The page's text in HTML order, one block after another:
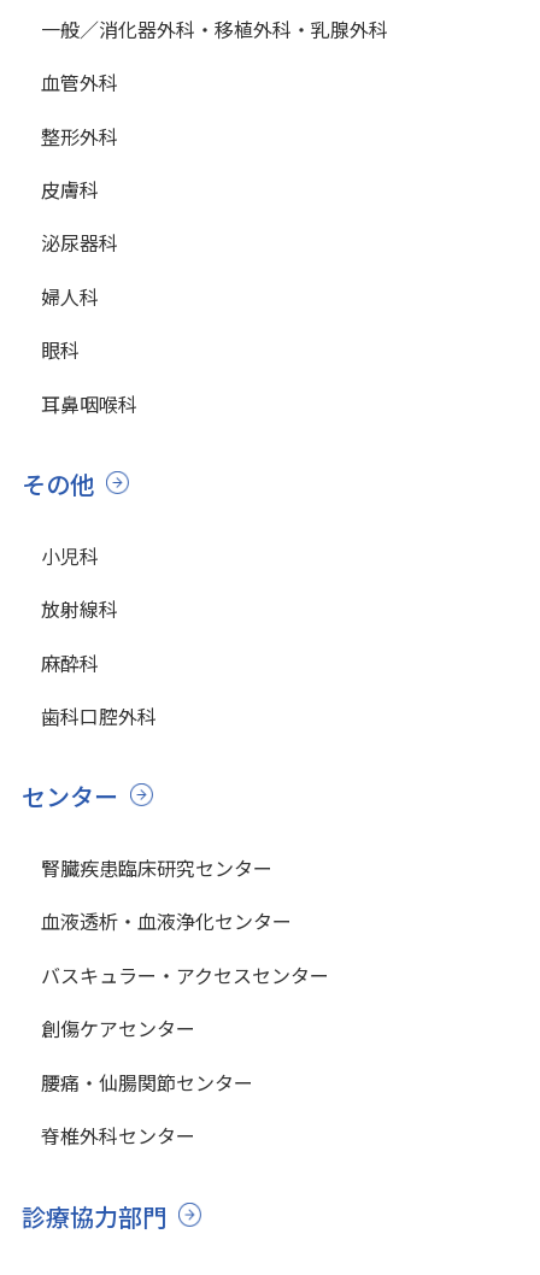
一般／消化器外科・移植外科・乳腺外科
血管外科
整形外科
皮膚科
泌尿器科
婦人科
眼科
耳鼻咽喉科
その他
小児科
放射線科
麻酔科
歯科口腔外科
センター
腎臓疾患臨床研究センター
血液透析・血液浄化センター
バスキュラー・アクセスセンター
創傷ケアセンター
腰痛・仙腸関節センター
脊椎外科センター
診療協力部門